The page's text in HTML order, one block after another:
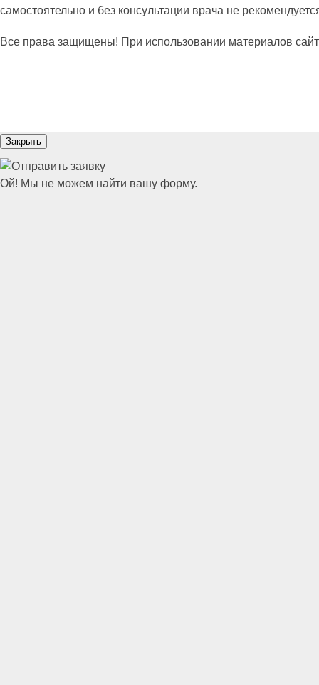
самостоятельно и без консультации врача не
Все права защищены! При использовании материалов
Закрыть
Ой! Мы не можем найти вашу форму.